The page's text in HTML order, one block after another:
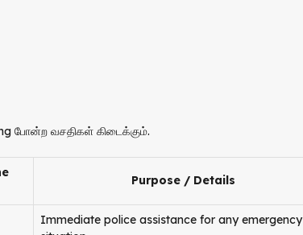
போன்ற வசதிகள் கிடைக்கும்.
Purpose / Details
Immediate police assistance for any emergency